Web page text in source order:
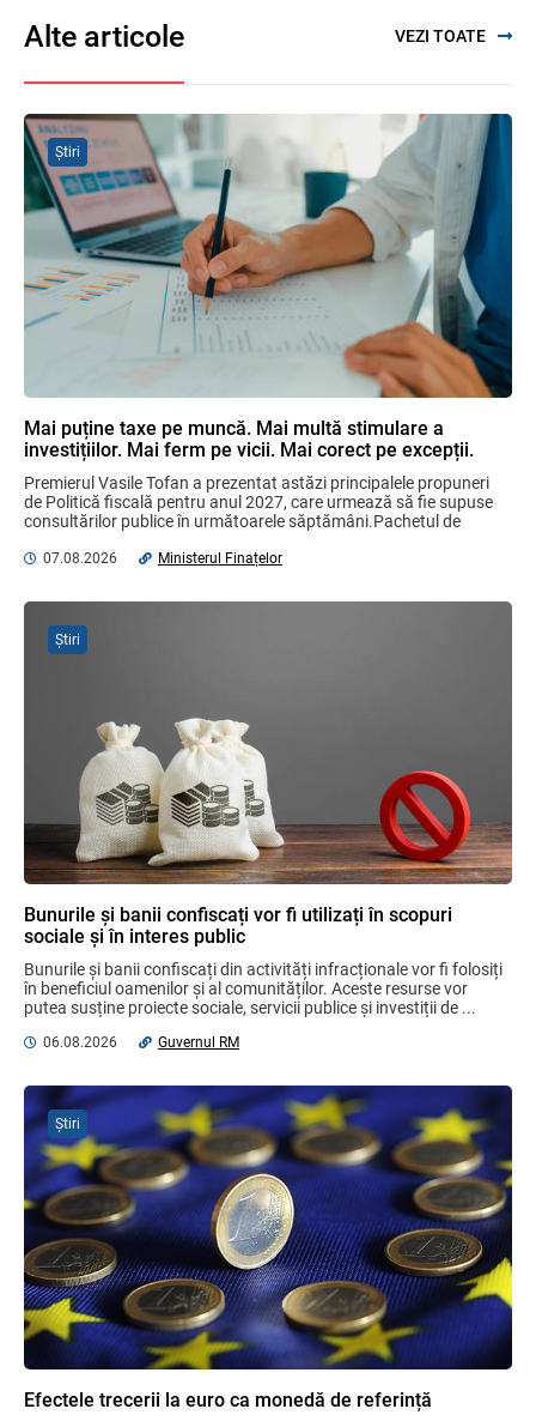
SFS a anunțat programul de seminare
Se propune modificarea Legii auditului —
consultări publice până la 19 august 2026
05.08.2026
Garanția financiară pentru refacerea
mediului la exploatarea resurselor
minerale
Domenii supuse controalelor fiscale
operative în luna august 2026
05.08.2026 Serviciul Fiscal de Stat
Бухгалтерские и Налоговые
Консультации № 07/2026, комментарии
на полях
06.08.2026 Ciobanu Veaceslav
Plafonul operațiunilor valutare de capital
06.08.2026
MIA Plăți Instant: Soluția inovativă pentru
publice
Efectele trecerii la euro ca monedă de
referință
06.08.2026
Bunurile și banii confiscați vor fi utilizați
în scopuri sociale și în interes public
06.08.2026 Guvernul RM
Alte articole VEZI TOATE
Mai puține taxe pe muncă. Mai multă stimulare a
investițiilor. Mai ferm pe vicii. Mai corect pe excepții.
Premierul Vasile Tofan a prezentat astăzi principalele propuneri
de Politică fiscală pentru anul 2027, care urmează să fie supuse
consultărilor publice în următoarele săptămâni.Pachetul de
07.08.2026 Ministerul Finațelor
Știri
Bunurile și banii confiscați vor fi utilizați în scopuri
sociale și în interes public
Bunurile și banii confiscați din activități infracționale vor fi folosiți
în beneficiul oamenilor și al comunităților. Aceste resurse vor
putea susține proiecte sociale, servicii publice și investiții de ...
06.08.2026 Guvernul RM
Știri
Efectele trecerii la euro ca monedă de referință
Știri